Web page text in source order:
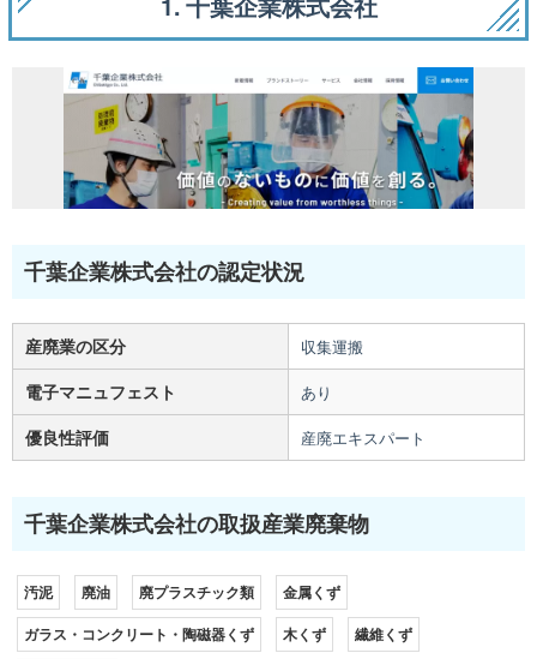
千葉企業株式会社の認定状況
産廃業の区分 収集運搬
電子マニュフェスト あり
優良性評価 産廃エキスパート
千葉企業株式会社の取扱産業廃棄物
汚泥 廃油 廃プラスチック類
金属くず
ガラス・コンクリート・陶磁器くず
木くず
繊維くず